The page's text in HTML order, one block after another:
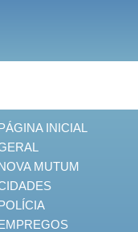
INICIAL
MUTUM